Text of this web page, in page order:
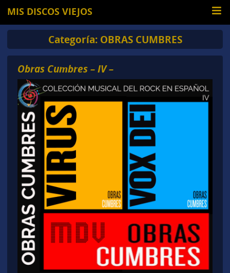
MIS DISCOS VIEJOS
Categoría: OBRAS CUMBRES
Obras Cumbres – IV –